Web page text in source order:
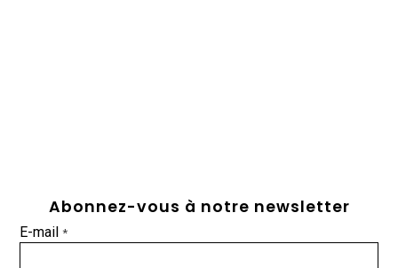
Abonnez-vous à notre newsletter
E-mail*